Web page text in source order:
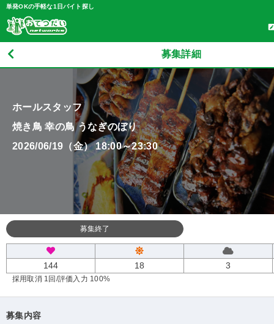
単発OKの手軽な1日バイト探し
募集詳細
ホールスタッフ
焼き鳥 幸の鳥 うなぎのぼり
2026/06/19（金） 18:00～23:30
募集終了
144 18 3
採用取消 1回 /評価入力 100%
募集内容